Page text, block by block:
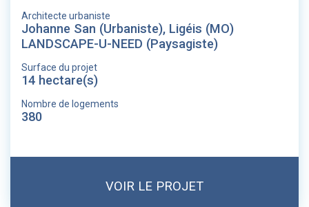
Architecte urbaniste
Johanne San (Urbaniste), Ligéis (MO)
LANDSCAPE-U-NEED (Paysagiste)
Surface du projet
14 hectare(s)
Nombre de logements
380
VOIR LE PROJET